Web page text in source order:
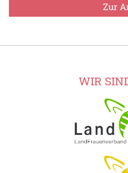
Zur
WIR